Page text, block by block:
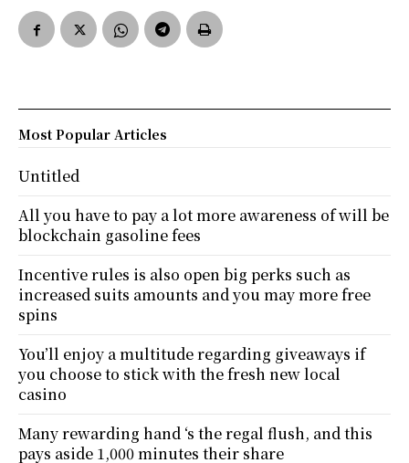
Most Popular Articles
Untitled
All you have to pay a lot more awareness of will be
blockchain gasoline fees
Incentive rules is also open big perks such as
increased suits amounts and you may more free
spins
You’ll enjoy a multitude regarding giveaways if
you choose to stick with the fresh new local
casino
Many rewarding hand ‘s the regal flush, and this
pays aside 1,000 minutes their share